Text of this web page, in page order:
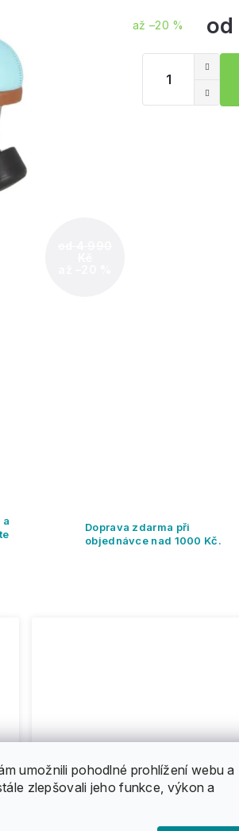
umožnili pohodlné prohlížení webu a
zlepšovali jeho funkce, výkon a
až –20 % od
a
Doprava zdarma při
objednávce nad 1000 Kč.